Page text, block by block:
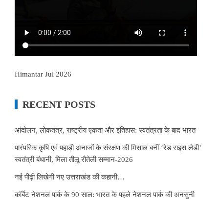
Himantar Jul 2026
RECENT POSTS
आंदोलन, लोकतंत्र, राष्ट्रीय एकता और इतिहास: स्वतंत्रता के बाद भारत
पारंपरिक कृषि एवं पहाड़ी अनाजों के संरक्षण की मिसाल बनीं ‘रेड राइस लेडी’
स्वतंत्री बंधानी, मिला तीलू रौतेली सम्मान-2026
नई पीढ़ी लिखेगी नए उत्तराखंड की कहानी…
कॉर्बेट नेशनल पार्क के 90 साल: भारत के पहले नेशनल पार्क की अनसुनी